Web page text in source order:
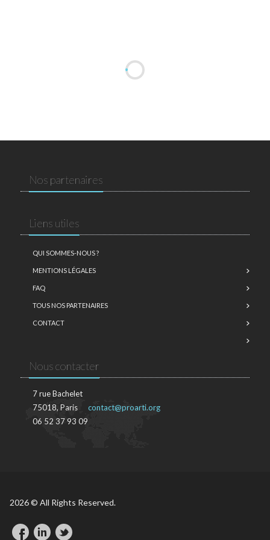
Nos partenaires
Liens utiles
QUI SOMMES-NOUS ?
MENTIONS LÉGALES
FAQ
TOUS NOS PARTENAIRES
CONTACT
Nous contacter
7 rue Bachelet
75018, Paris
06 52 37 93 09
contact@proarti.org
2026 © All Rights Reserved.